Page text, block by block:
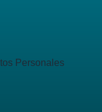
Personales